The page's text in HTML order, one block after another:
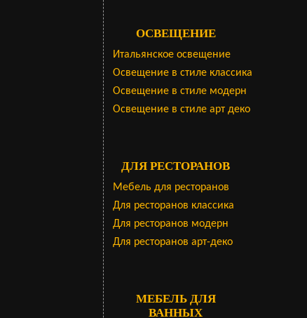
ОСВЕЩЕНИЕ
Итальянское освещение
Освещение в стиле классика
Освещение в стиле модерн
Освещение в стиле арт деко
ДЛЯ РЕСТОРАНОВ
Мебель для ресторанов
Для ресторанов классика
Для ресторанов модерн
Для ресторанов арт-деко
МЕБЕЛЬ ДЛЯ
ВАННЫХ